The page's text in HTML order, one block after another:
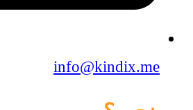
info@kindix.me